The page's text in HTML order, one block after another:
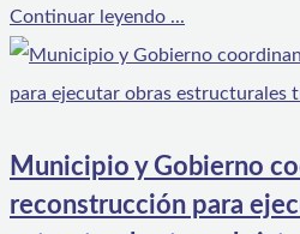
Continuar leyendo ...
Municipio y Gobierno
reconstrucción para